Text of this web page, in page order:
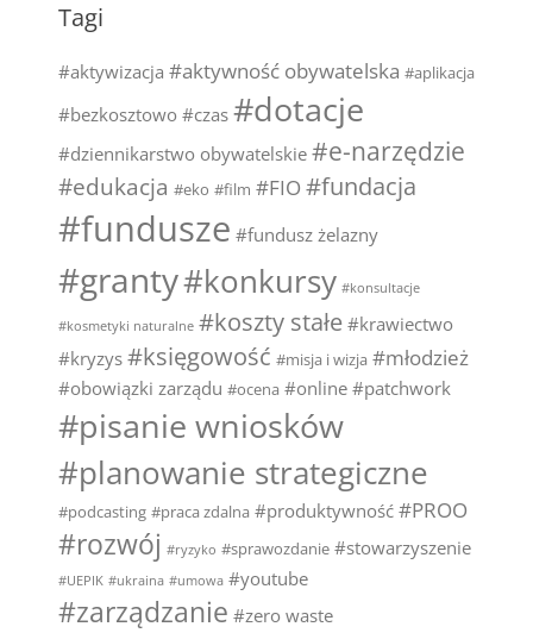
Tagi
#aktywizacja #aktywność obywatelska #aplikacja
#bezkosztowo #czas #dotacje
#dziennikarstwo obywatelskie #e-narzędzie
#edukacja #eko #film #FIO #fundacja
#fundusze #fundusz żelazny
#granty#konkursy #konsultacje
#kosmetyki naturalne #koszty stałe #krawiectwo
#kryzys #księgowość #misja i wizja #młodzież
#obowiązki zarządu #ocena #online #patchwork
#pisanie wniosków
#planowanie strategiczne
#podcasting #praca zdalna #produktywność #PROO
#rozwój #ryzyko #sprawozdanie #stowarzyszenie
#UEPIK #ukraina #umowa #youtube
#zarządzanie #zero waste